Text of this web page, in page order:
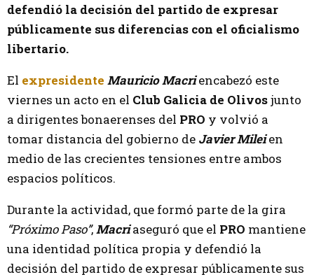
defendió la decisión del partido de expresar
públicamente sus diferencias con el oficialismo
libertario.
El expresidente Mauricio Macriencabezó este
viernes un acto en el Club Galicia de Olivosjunto
a dirigentes bonaerenses del PRO y volvió a
tomar distancia del gobierno de Javier Mileien
medio de las crecientes tensiones entre ambos
espacios políticos.
Durante la actividad, que formó parte de la gira
“Próximo Paso”,Macriaseguró que el PRO mantiene
una identidad política propia y defendió la
decisión del partido de expresar públicamente sus